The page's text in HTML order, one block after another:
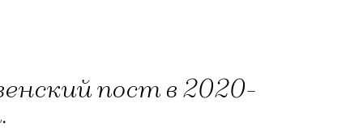
пост в 2020-